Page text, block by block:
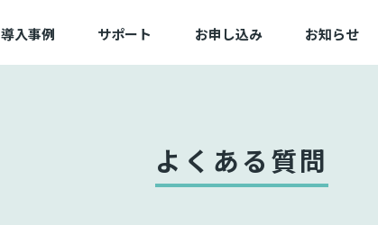
導入事例 サポート
困ったときは
サービス状態
お申し込み
切替お申し込み
備品お申し込み
お知らせ
よくある質問